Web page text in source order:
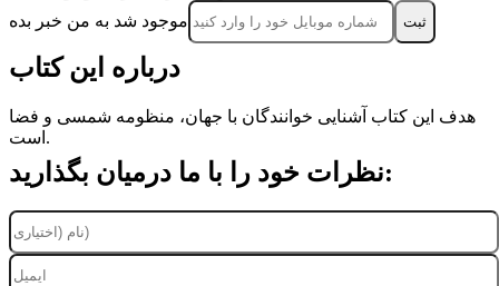
موجود شد به من خبر بده
ثبت‌
درباره این کتاب
هدف این کتاب آشنایی خوانندگان با جهان، منظومه شمسی و فضا
است.
نظرات خود را با ما درمیان بگذارید: